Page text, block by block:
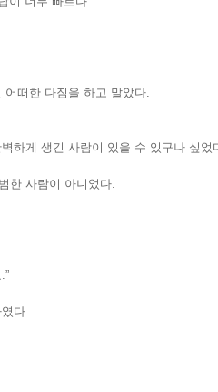
떠한 다짐을 하고 말았다.
하게 생긴 사람이 있을 수 있구나 싶었
한 사람이 아니었다.
다.